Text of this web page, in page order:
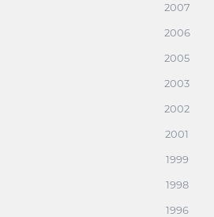
2007
2006
2005
2003
2002
2001
1999
1998
1996